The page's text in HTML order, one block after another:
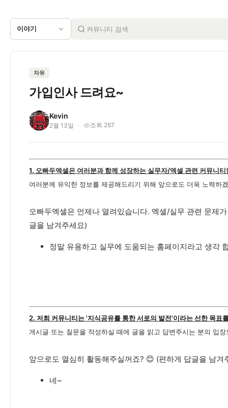
이야기
자유
가입인사 드려요~
K
Kevin
2월 13일 조회 267
1. 오빠두엑셀은 여러분과 함께 성장하는 실무자/엑셀 관련 커뮤니티
여러분께 유익한 정보를 제공해드리기 위해 앞으로도 더욱 노력하
오빠두엑셀은 언제나 열려있습니다. 엑셀/실무 관련 문제
글을 남겨주세요)
정말 유용하고 실무에 도움되는 홈페이지라고 생각
2. 저희 커뮤니티는 '지식공유를 통한 서로의 발전'이라는 선한 목표
게시글 또는 질문을 작성하실 때에 글을 읽고 답변주시는 분의 입
앞으로도 열심히 활동해주실꺼죠? 😊 (편하게 답글을 남겨
네~